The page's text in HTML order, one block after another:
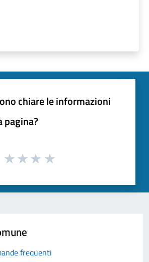
chiare le informazioni
pagina?
frequenti